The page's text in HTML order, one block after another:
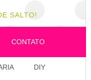
SALTO!
CONTATO
DIY